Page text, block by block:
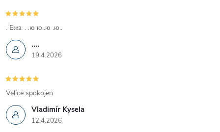
k
y
v
p
i
....
19.4.2026
. Бжз. . .ю ю..ю .ю..
Vladimír Kysela
12.4.2026
Velice spokojen